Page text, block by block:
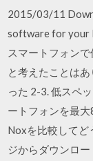
2015/03/11
software for your
スマートフォン
と考えたことは
った 2-3. 低スペ
ートフォンを最
Noxを比較してど
ジからダウンロ